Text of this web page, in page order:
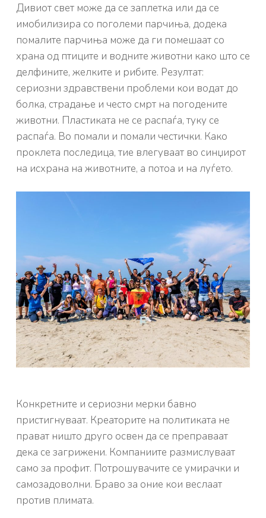
Дивиот свет може да се заплетка или да се
имобилизира со поголеми парчиња, додека
помалите парчиња може да ги помешаат со
храна од птиците и водните животни како што се
делфините, желките и рибите. Резултат:
сериозни здравствени проблеми кои водат до
болка, страдање и често смрт на погодените
животни. Пластиката не се распаѓа, туку се
распаѓа. Во помали и помали честички. Како
проклета последица, тие влегуваат во синџирот
на исхрана на животните, а потоа и на луѓето.
Конкретните и сериозни мерки бавно
пристигнуваат. Креаторите на политиката не
прават ништо друго освен да се преправаат
дека се загрижени. Компаниите размислуваат
само за профит. Потрошувачите се умирачки и
самозадоволни. Браво за оние кои веслаат
против плимата.